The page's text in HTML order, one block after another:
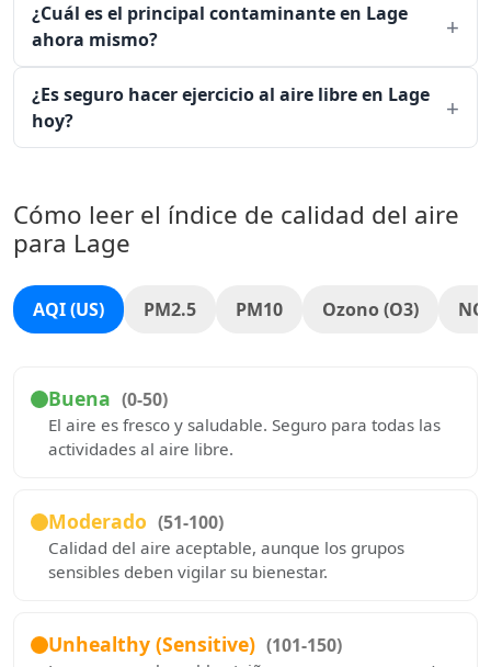
¿Cuál es el principal contaminante en Lage
ahora mismo?
¿Es seguro hacer ejercicio al aire libre en Lage
hoy?
Cómo leer el índice de calidad del aire
para Lage
AQI (US) PM2.5 PM10 Ozono (O3)
Buena (0-50)
El aire es fresco y saludable. Seguro para todas las
actividades al aire libre.
Moderado (51-100)
Calidad del aire aceptable, aunque los grupos
sensibles deben vigilar su bienestar.
Unhealthy (Sensitive) (101-150)